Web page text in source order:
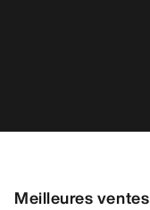
Meilleures ventes